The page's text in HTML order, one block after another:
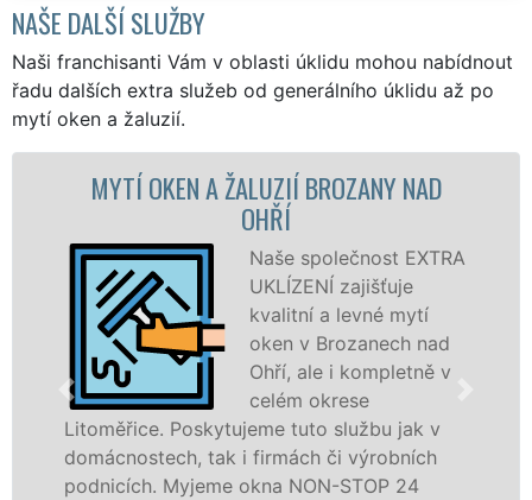
NAŠE DALŠÍ SLUŽBY
Naši franchisanti Vám v oblasti úklidu mohou nabídnout
řadu dalších extra služeb od generálního úklidu až po
mytí oken a žaluzií.
A ŽALUZIÍ BROZANY NAD
Naše společnost EXTRA
UKLÍZENÍ zajišťuje
kvalitní a levné mytí
oken v Brozanech nad
Ohří, ale i kompletně v
celém okrese
Poskytujeme tuto službu jak v
tak i firmách či výrobních
okna NON-STOP 24
MYTÍ
dřevěná
kompletní a
okrese